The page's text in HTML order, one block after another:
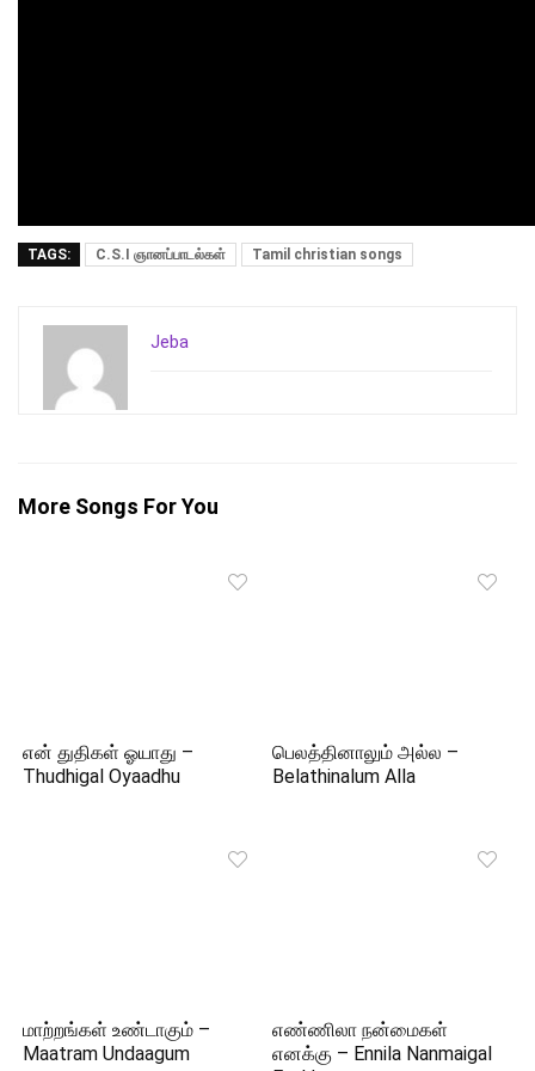
TAGS: C.S.I ஞானப்பாடல்கள் Tamil christian songs
Jeba
More Songs For You
என் துதிகள் ஓயாது –
Thudhigal Oyaadhu
பெலத்தினாலும் அல்ல –
Belathinalum Alla
மாற்றங்கள் உண்டாகும் –
Maatram Undaagum
எண்ணிலா நன்மைகள்
எனக்கு – Ennila Nanmaigal